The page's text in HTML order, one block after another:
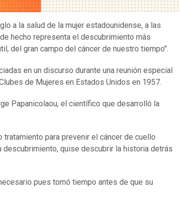
a la salud de la mujer estadounidense, a las
hecho representa el descubrimiento más
del gran campo del cáncer de nuestro tiempo".
en un discurso durante una reunión especial
de Mujeres en Estados Unidos en 1957.
Papanicolaou, el científico que desarrolló la
tratamiento para prevenir el cáncer de cuello
quise descubrir la historia detrás
pues tomó tiempo antes de que su